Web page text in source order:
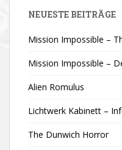
NEUESTE BEITRÄGE
Mission Impossible –
Mission Impossible –
Alien Romulus
Lichtwerk Kabinett –
The Dunwich Horror